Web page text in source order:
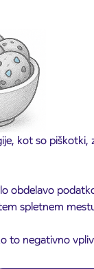
kot so piškotki,
obdelavo
spletnem
to negativno